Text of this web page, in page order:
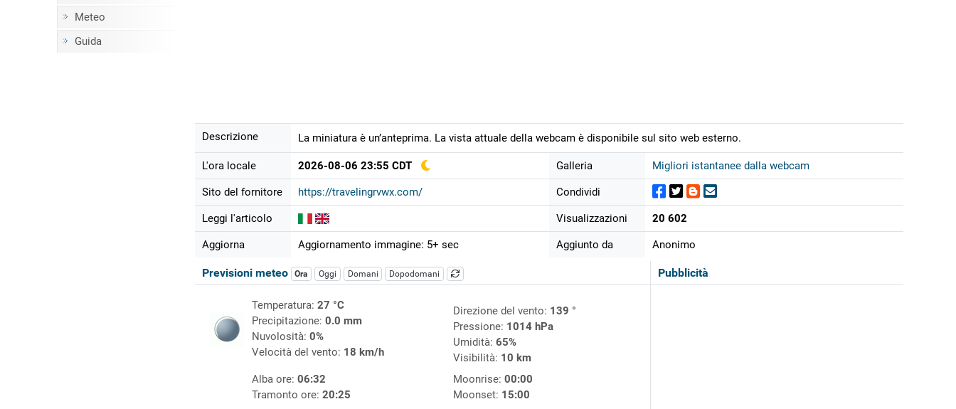
Meteo
Guida
Descrizione La miniatura è un’anteprima. La vista attuale della webcam è disponibile sul sito web esterno.
L'ora locale 2026-08-06 23:55 CDT
Sito del fornitore https://travelingrvwx.com/
Leggi l'articolo
Aggiorna Aggiornamento immagine: 5+ sec
Galleria Migliori istantanee dalla webcam
Condividi
Visualizzazioni 20 602
Aggiunto da Anonimo
Pubblicità
Previsioni meteo Ora Oggi Domani Dopodomani
Temperatura: 27 °C
Precipitazione: 0.0 mm
Nuvolosità: 0%
Velocità del vento: 18 km/h
Direzione del vento: 139 °
Pressione: 1014 hPa
Umidità: 65%
Visibilità: 10 km
Alba ore: 06:32
Tramonto ore: 20:25
Moonrise: 00:00
Moonset: 15:00